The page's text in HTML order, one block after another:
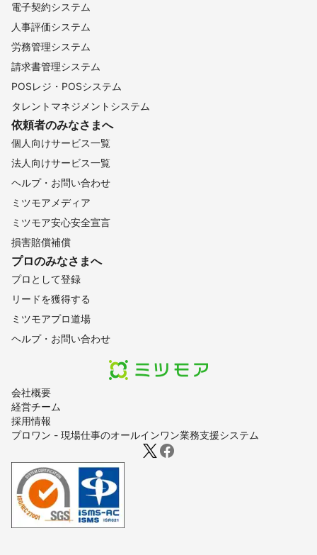
会社概要
経営チーム
採用情報
プロワン - 現場仕事のオールインワン業務支援システム
電子契約システム
人事評価システム
労務管理システム
請求書管理システム
POSレジ・POSシステム
タレントマネジメントシステム
依頼者のみなさまへ
個人向けサービス一覧
法人向けサービス一覧
ヘルプ・お問い合わせ
ミツモアメディア
ミツモア安心安全宣言
損害賠償補償
プロのみなさまへ
プロとして登録
リードを獲得する
ミツモアプロ道場
ヘルプ・お問い合わせ